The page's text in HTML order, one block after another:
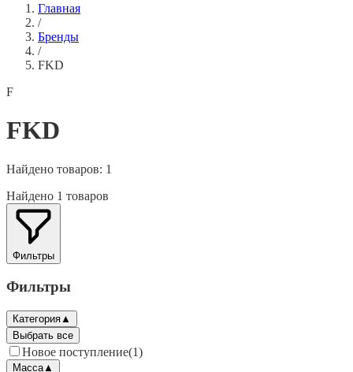
Главная
/
Бренды
/
FKD
F
FKD
Найдено товаров: 1
Найдено 1 товаров
Фильтры
Фильтры
Категория▲
Выбрать все
Новое поступление(1)
Масса▲